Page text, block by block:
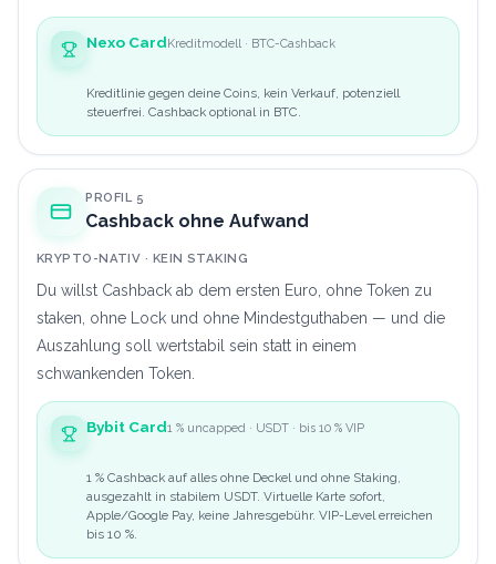
Nexo Card Kreditmodell · BTC-Cashback
Kreditlinie gegen deine Coins, kein Verkauf, potenziell
steuerfrei. Cashback optional in BTC.
PROFIL 5
Cashback ohne Aufwand
KRYPTO-NATIV · KEIN STAKING
Du willst Cashback ab dem ersten Euro, ohne Token zu
staken, ohne Lock und ohne Mindestguthaben — und die
Auszahlung soll wertstabil sein statt in einem
schwankenden Token.
Bybit Card1 % uncapped · USDT · bis 10 % VIP
1 % Cashback auf alles ohne Deckel und ohne Staking,
ausgezahlt in stabilem USDT. Virtuelle Karte sofort,
Apple/Google Pay, keine Jahresgebühr. VIP-Level erreichen
bis 10 %.